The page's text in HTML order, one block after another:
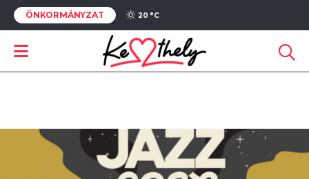
ÖNKORMÁNYZAT 20 °C